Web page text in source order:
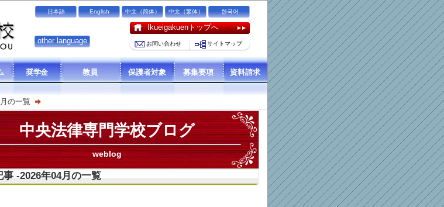
Ikueigakuenトップへ
お問い合わせ サイトマップ
日本語 English 中文（简体） 中文（繁体） 한국어
other language
奨学金 教員 保護者対象 募集要項 資料請求
の一覧
中央法律専門学校ブログ
weblog
事 -2026年04月の一覧